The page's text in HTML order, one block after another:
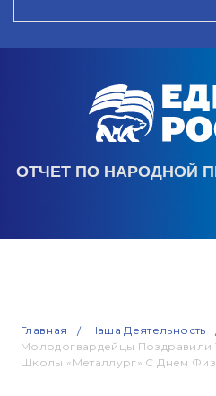
ОТЧЕТ ПО НАРОДНОЙ
Главная Наша Деятельность
Молодогвардейцы
Школы «Металлург» С Днем